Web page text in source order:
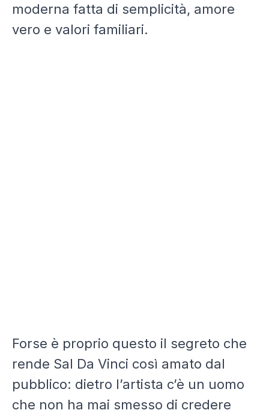
moderna fatta di semplicità, amore
vero e valori familiari.
Forse è proprio questo il segreto che
rende Sal Da Vinci così amato dal
pubblico: dietro l’artista c’è un uomo
che non ha mai smesso di credere